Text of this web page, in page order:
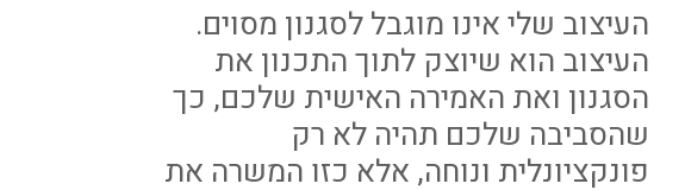
העיצוב שלי אינו מוגבל לסגנון מסוים.
העיצוב הוא שיוצק לתוך התכנון את
הסגנון ואת האמירה האישית שלכם, כך
שהסביבה שלכם תהיה לא רק
פונקציונלית ונוחה, אלא כזו המשרה את